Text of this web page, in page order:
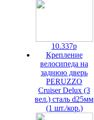
10.337р
Крепление
велосипеда на
заднюю дверь
PERUZZO
Cruiser Delux (3
вел.) сталь d25мм
(1 шт./кор.)